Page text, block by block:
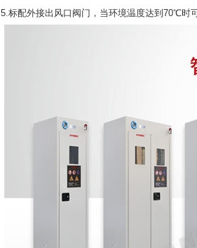
5.标配外接出风口阀门，当环境温度达到70℃时